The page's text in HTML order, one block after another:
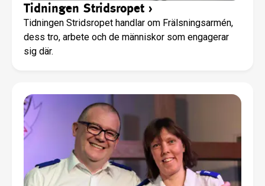
Tidningen Stridsropet ›
Tidningen Stridsropet handlar om Frälsningsarmén,
dess tro, arbete och de människor som engagerar
sig där.